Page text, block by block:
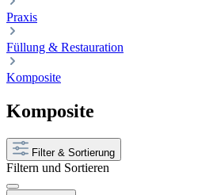
Praxis
Füllung & Restauration
Komposite
Komposite
Filter & Sortierung
Filtern und Sortieren